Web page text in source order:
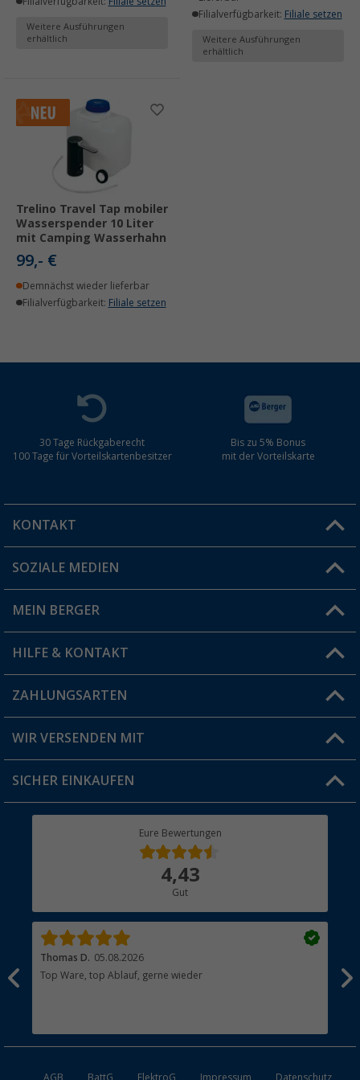
Weitere Ausführungen
erhältlich
Filialverfügbarkeit: Filiale setzen
Weitere Ausführungen
erhältlich
Trelino Travel Tap mobiler
Wasserspender 10 Liter
mit Camping Wasserhahn
99,- €
Demnächst wieder lieferbar
Filialverfügbarkeit: Filiale setzen
30 Tage Rückgaberecht
100 Tage für Vorteilskartenbesitzer
Bis zu 5% Bonus
mit der Vorteilskarte
KONTAKT
Du hast eine Frage?
Filiale finden
SOZIALE MEDIEN
MEIN BERGER
Vorteilskarte
Blog
Jobs & Karriere
HILFE & KONTAKT
FAQ & Kontakt
Versandinformationen
Rücksendung
ZAHLUNGSARTEN
WIR VERSENDEN MIT
SICHER EINKAUFEN
Eure Bewertungen
4,43
Gut
Thomas D. 05.08.2026
Top Ware, top Ablauf, gerne wieder
AGB BattG ElektroG Impressum Datenschutz